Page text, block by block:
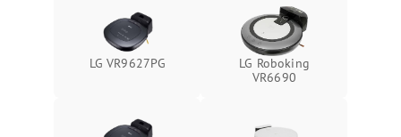
LG VR9627PG
LG Roboking
VR6690